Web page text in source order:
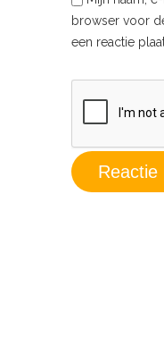
browser voor
een reactie